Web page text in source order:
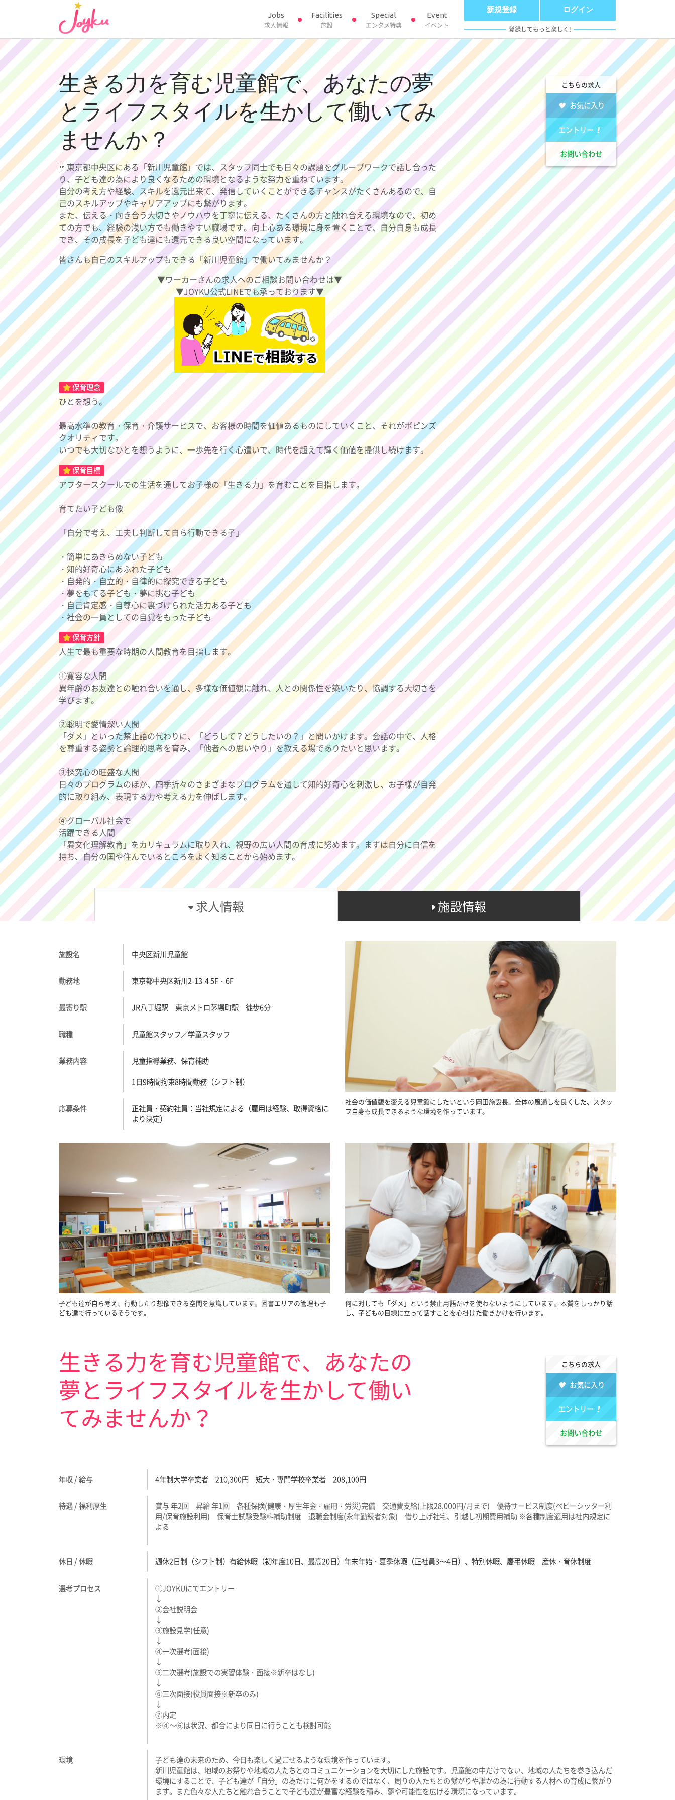
ン
ツ
へ
ス
キ
ッ
プ
Jobs
求人情報
Facilities
施設
Special
エンタメ特典
Event
イベント
新規登録 ログイン
登録してもっと楽しく!
生きる力を育む児童館で、あなたの夢
とライフスタイルを生かして働いてみ
ませんか？
東京都中央区にある「新川児童館」では、スタッフ同士でも日々の課題をグループワークで話し合った
り、子ども達の為により良くなるための環境となるような努力を重ねています。
自分の考え方や経験、スキルを還元出来て、発信していくことができるチャンスがたくさんあるので、自
己のスキルアップやキャリアアップにも繋がります。
また、伝える・向き合う大切さやノウハウを丁寧に伝える、たくさんの方と触れ合える環境なので、初め
ての方でも、経験の浅い方でも働きやすい職場です。向上心ある環境に身を置くことで、自分自身も成長
でき、その成長を子ども達にも還元できる良い空間になっています。
皆さんも自己のスキルアップもできる「新川児童館」で働いてみませんか？
▼ワーカーさんの求人へのご相談お問い合わせは▼
▼JOYKU公式LINEでも承っております▼
保育理念
ひとを想う。
最高水準の教育・保育・介護サービスで、お客様の時間を価値あるものにしていくこと、それがポピンズ
クオリティです。
いつでも大切なひとを想うように、一歩先を行く心遣いで、時代を超えて輝く価値を提供し続けます。
保育目標
アフタースクールでの生活を通してお子様の「生きる力」を育むことを目指します。
育てたい子ども像
「自分で考え、工夫し判断して自ら行動できる子」
・簡単にあきらめない子ども
・知的好奇心にあふれた子ども
・自発的・自立的・自律的に探究できる子ども
・夢をもてる子ども・夢に挑む子ども
・自己肯定感・自尊心に裏づけられた活力ある子ども
・社会の一員としての自覚をもった子ども
保育方針
人生で最も重要な時期の人間教育を目指します。
①寛容な人間
異年齢のお友達との触れ合いを通し、多様な価値観に触れ、人との関係性を築いたり、協調する大切さを
学びます。
②聡明で愛情深い人間
「ダメ」といった禁止語の代わりに、「どうして？どうしたいの？」と問いかけます。会話の中で、人格
を尊重する姿勢と論理的思考を育み、「他者への思いやり」を教える場でありたいと思います。
③探究心の旺盛な人間
日々のプログラムのほか、四季折々のさまざまなプログラムを通して知的好奇心を刺激し、お子様が自発
的に取り組み、表現する力や考える力を伸ばします。
④グローバル社会で
活躍できる人間
「異文化理解教育」をカリキュラムに取り入れ、視野の広い人間の育成に努めます。まずは自分に自信を
持ち、自分の国や住んでいるところをよく知ることから始めます。
こちらの求人
お気に入り
エントリー
お問い合わせ
求人情報 施設情報
施設名 中央区新川児童館
勤務地 東京都中央区新川2-13-4 5F・6F
最寄り駅 JR八丁堀駅 東京メトロ茅場町駅 徒歩6分
職種 児童館スタッフ／学童スタッフ
業務内容
児童指導業務、保育補助
1日9時間拘束8時間勤務（シフト制）
応募条件
正社員・契約社員：当社規定による（雇用は経験、取得資格に
より決定）
社会の価値観を変える児童館にしたいという岡田施設長。全体の風通しを良くした、スタッ
フ自身も成長できるような環境を作っています。
子ども達が自ら考え、行動したり想像できる空間を意識しています。図書エリアの管理も子
ども達で行っているそうです。
何に対しても「ダメ」という禁止用語だけを使わないようにしています。本質をしっかり話
し、子どもの目線に立って話すことを心掛けた働きかけを行います。
生きる力を育む児童館で、あなたの
夢とライフスタイルを生かして働い
てみませんか？
こちらの求人
お気に入り
エントリー
お問い合わせ
年収 / 給与 4年制大学卒業者 210,300円 短大・専門学校卒業者 208,100円
待遇 / 福利厚生
賞与 年2回 昇給 年1回 各種保険(健康・厚生年金・雇用・労災)完備 交通費支給(上限28,000円/月まで) 優待サービス制度(ベビーシッター利
用/保育施設利用) 保育士試験受験料補助制度 退職金制度(永年勤続者対象) 借り上げ社宅、引越し初期費用補助​ ※各種制度適用は社内規定に
よる
休日 / 休暇 週休2日制（シフト制）有給休暇（初年度10日、最高20日）年末年始・夏季休暇（正社員3〜4日）、特別休暇、慶弔休暇 産休・育休制度
選考プロセス
①JOYKUにてエントリー
↓
②会社説明会
↓
③施設見学(任意)
↓
④一次選考(面接)
↓
⑤二次選考(施設での実習体験・面接※新卒はなし)
↓
⑥三次面接(役員面接※新卒のみ)
↓
⑦内定
​※④～⑥は状況、都合により同日に行うことも検討可能​
環境
子ども達の未来のため、今日も楽しく過ごせるような環境を作っています。
新川児童館は、地域のお祭りや地域の人たちとのコミュニケーションを大切にした施設です。児童館の中だけでない、地域の人たちを巻き込んだ
環境にすることで、子ども達が「自分」の為だけに何かをするのではなく、周りの人たちとの繋がりや誰かの為に行動する人材への育成に繋がり
ます。また色々な人たちと触れ合うことで子ども達が豊富な経験を積み、夢や可能性を広げる環境になっています。